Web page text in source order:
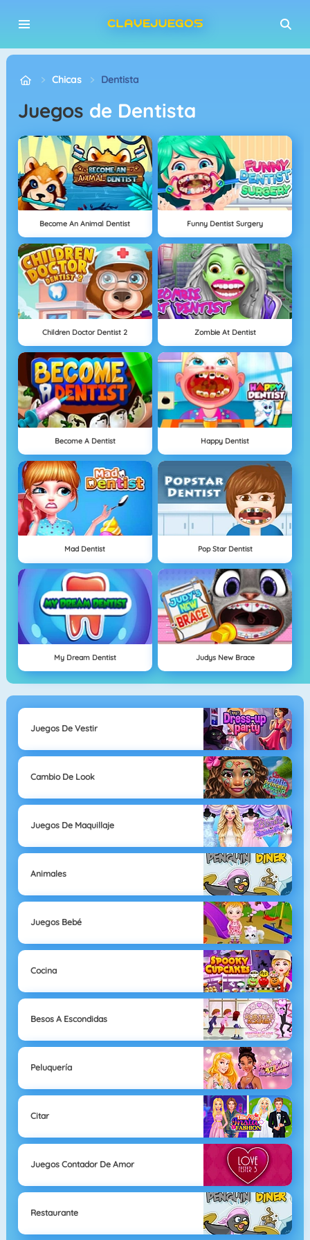
Chicas Dentista
Juegos de Dentista
Become An Animal Dentist Funny Dentist Surgery
Children Doctor Dentist 2 Zombie At Dentist
Become A Dentist Happy Dentist
Mad Dentist Pop Star Dentist
My Dream Dentist Judys New Brace
Juegos De Vestir
Cambio De Look
Juegos De Maquillaje
Animales
Juegos Bebé
Cocina
Besos A Escondidas
Peluquería
Citar
Juegos Contador De Amor
Restaurante